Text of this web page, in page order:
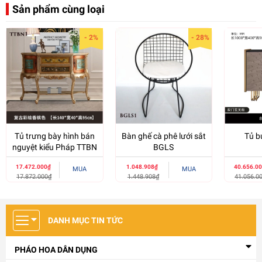
Sản phẩm cùng loại
- 2%
Tủ trưng bày hình bán
nguyệt kiểu Pháp TTBN
17.472.000₫
17.872.000₫
MUA
- 28%
Bàn ghế cà phê lưới sắt
BGLS
1.048.908₫
1.448.908₫
MUA
Tủ
DANH MỤC TIN TỨC
PHÁO HOA DÂN DỤNG